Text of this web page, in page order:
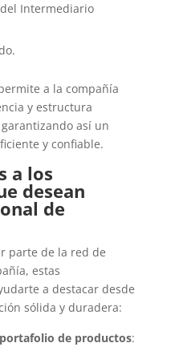
Intermediario
a la compañía
y estructura
así un
y confiable.
a los
desean
de
parte de la red de
estas
a destacar desde
sólida y duradera:
de productos: